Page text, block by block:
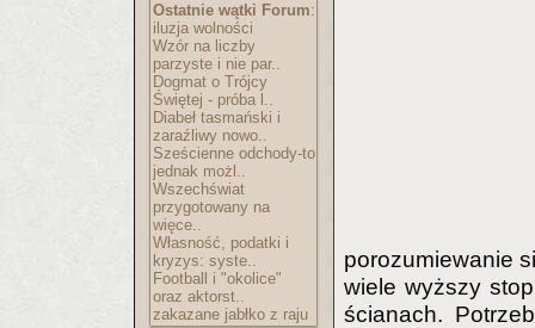
Ostatnie wątki Forum:
iluzja wolności
Wzór na liczby
parzyste i nie par..
Dogmat o Trójcy
Świętej - próba l..
Diabeł tasmański i
zaraźliwy nowo..
Sześcienne odchody-to
jednak możl..
Wszechświat
przygotowany na
więce..
Własność, podatki i
kryzys: syste..
Football i "okolice"
oraz aktorst..
zakazane jabłko z raju
porozumiewanie
wiele wyższy
ścianach.